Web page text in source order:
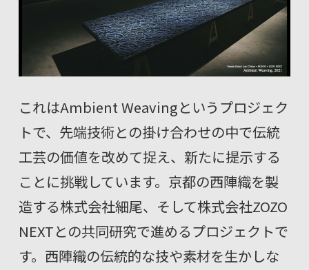
これはAmbient Weavingというプロジェク
トで、先端技術との掛け合わせの中で伝統
工芸の価値を改めて捉え、新たに提示する
ことに挑戦しています。京都の西陣織を製
造する株式会社細尾、そして株式会社ZOZO
NEXTとの共同研究で進めるプロジェクトで
す。西陣織の伝統的な技や素材を生かしな